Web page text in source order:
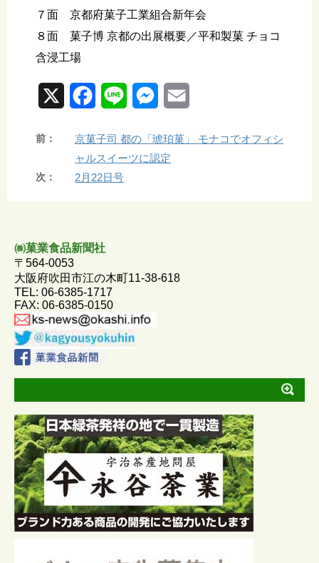
７面 京都府菓子工業組合新年会
８面 菓子博 京都の出展概要／平和製菓 チョコ
含浸工場
c
e
o
k
n s
e
a
前：
京菓子司 都の「琥珀菓」 モナコでオフィシ
ャルスイーツに認定
次： 2月22日号
㈱菓業食品新聞社
〒564-0053
大阪府吹田市江の木町11-38-618
TEL: 06-6385-1717
FAX: 06-6385-0150